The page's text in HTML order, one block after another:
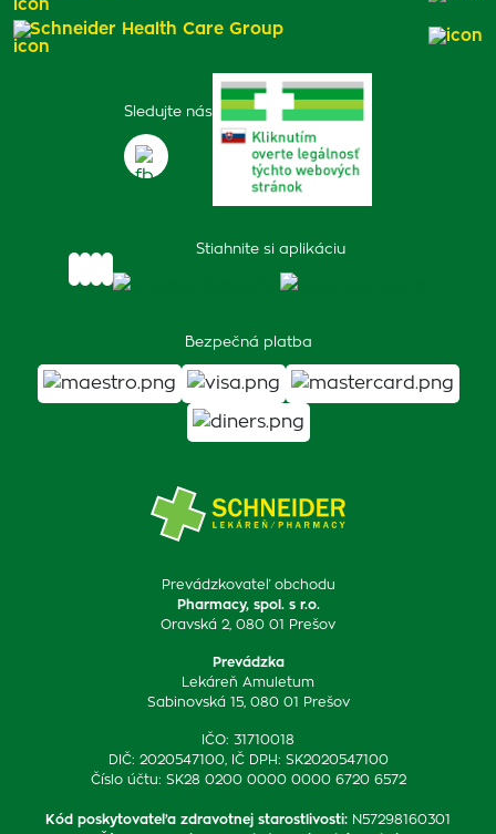
Prevádzkovateľ obchodu
Pharmacy, spol. s r.o.
Oravská 2, 080 01 Prešov
Prevádzka
Lekáreň Amuletum
Sabinovská 15, 080 01 Prešov
IČO: 31710018
DIČ: 2020547100, IČ DPH: SK2020547100
Číslo účtu: SK28 0200 0000 0000 6720 6572
Kód poskytovateľa zdravotnej starostlivosti: N57298160301
Sledujte nás
Stiahnite si aplikáciu
Bezpečná platba
Schneider Health Care Group